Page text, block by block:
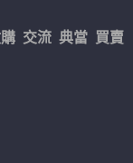
交流 典當 買賣